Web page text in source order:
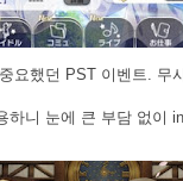
요했던 PST 이벤트. 무
하니 눈에 큰 부담 없이